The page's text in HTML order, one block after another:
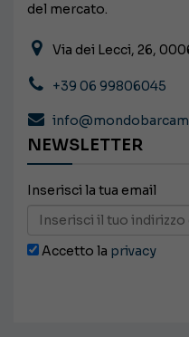
del mercato.
Via dei Lecci, 26,
+39 06 99806045
NEWSLETTER
Inserisci la tua email
Accetto la privacy